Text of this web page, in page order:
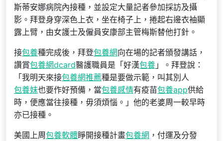
斯蒂安娜病院內接種，並設定大量記者參加採訪及攝
影。拜登身穿深色上衣，坐在椅子上，捲起右邊衣袖顯
露上臂，由女護士及僱員安康部主管梅斯替他打針。
接包養種完成後，拜登包養網向在場的記者頒發講話，
讚賞包養網dcard醫護職員是「好漢包養 」。拜登說：
「我明天來接包養網推薦種是要做示範，叫其別人
包養妹也要作好預備，當包養感情有疫苗包養app供給
時，便應當往接種，毋須煩惱。」他的老婆周一較早時
亦已接種。
美國上周包養軟體睜開接種計畫包養網 ，付運及分發